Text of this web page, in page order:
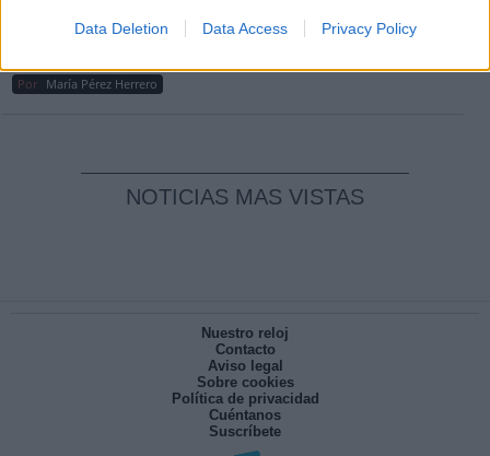
Data Deletion Data Access Privacy Policy
Clara Campoamor: Mi sueño, mi
Por María Pérez Herrero
NOTICIAS MAS VISTAS
Nuestro reloj
Contacto
Aviso legal
Sobre cookies
Política de privacidad
Cuéntanos
Suscríbete